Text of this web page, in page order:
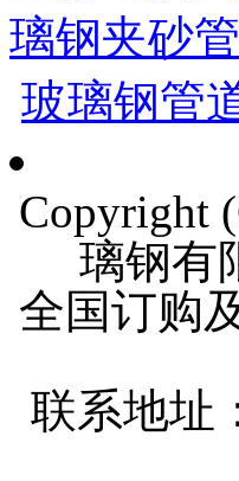
璃钢夹砂
玻璃钢管
Copyright
璃钢
全国订购
联系地址